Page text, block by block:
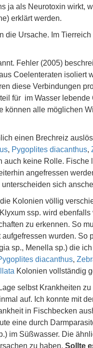
ja als Neurotoxin wirkt,
erklärt werden.
die Ursache. Im
Fehler (2005)
Coelenteraten isoliert
diese Verbindungen
für im Wasser
können alle möglichen
einen Brechreiz
, Pygoplites diacanthus,
auch keine Rolle.
angefressen
sich
Kolonien völlig
ssp. wird
zu erkennen. So
wurden. So
sp., Menella sp.) die
diacanthus,
Kolonien vollständig
selbst Krankheiten
auf. Ich konnte mit
in Fischbecken
eine durch
im Süßwasser. Die
zu haben. Sollte